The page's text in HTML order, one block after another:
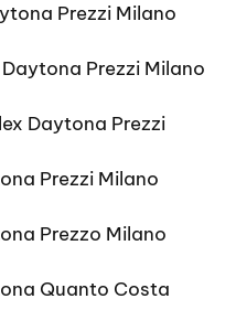
Prezzi Milano
Prezzi Milano
Daytona Prezzi
Prezzi Milano
Prezzo Milano
Quanto Costa